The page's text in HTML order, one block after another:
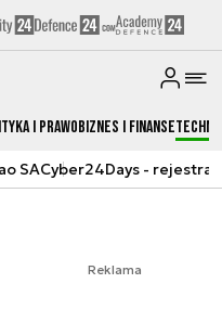
i prawoBiznes i Finanse
SACyber24Days -
Reklama